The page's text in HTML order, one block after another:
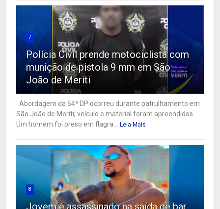
7
Polícia Civil prende motociclista com
munição de pistola 9 mm em São
João de Meriti
Abordagem da 64ª DP ocorreu durante patrulhamento em
São João de Meriti; veículo e material foram apreendidos
Um homem foi preso em flagra... Leia Mais
8